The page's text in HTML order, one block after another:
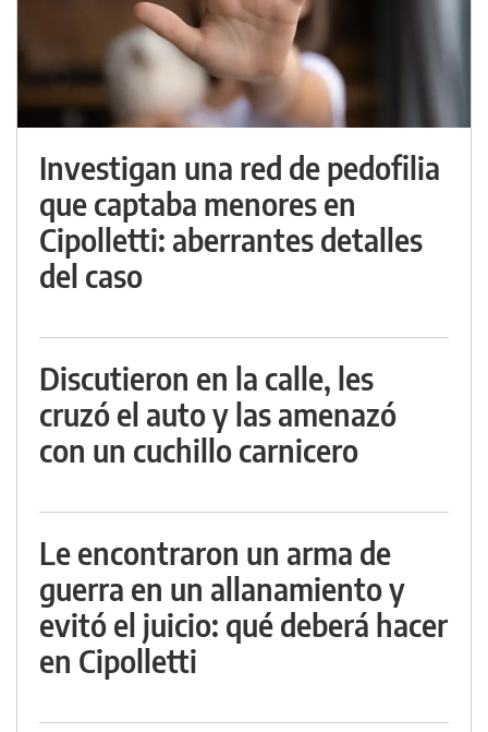
Investigan una red de pedofilia
que captaba menores en
Cipolletti: aberrantes detalles
del caso
Discutieron en la calle, les
cruzó el auto y las amenazó
con un cuchillo carnicero
Le encontraron un arma de
guerra en un allanamiento y
evitó el juicio: qué deberá hacer
en Cipolletti